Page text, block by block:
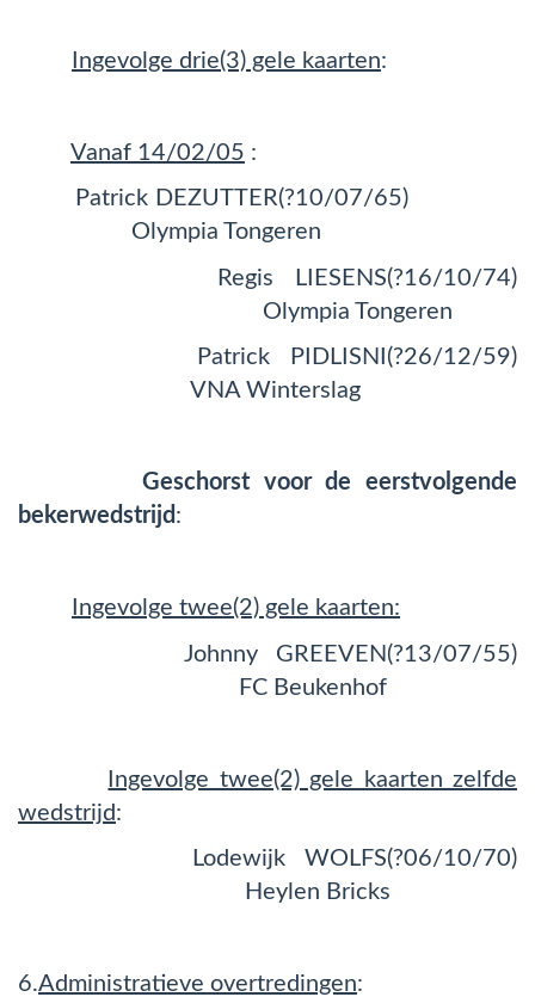
Ingevolge drie(3) gele kaarten:
Vanaf 14/02/05 :
Patrick DEZUTTER(?10/07/65)
Olympia Tongeren
Regis LIESENS(?16/10/74)
Olympia Tongeren
Patrick PIDLISNI(?26/12/59)
VNA Winterslag
Geschorst voor de eerstvolgende
bekerwedstrijd :
Ingevolge twee(2) gele kaarten:
Johnny GREEVEN(?13/07/55)
FC Beukenhof
Ingevolge twee(2) gele kaarten zelfde
wedstrijd :
Lodewijk WOLFS(?06/10/70)
Heylen Bricks
6.Administratieve overtredingen: